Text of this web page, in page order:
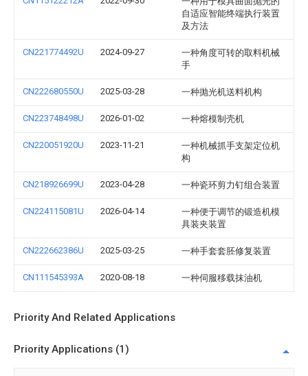
自适应智能终端执行装置
及方法
CN221774492U 2024-09-27
一种角度可转的取料机械
手
CN222680550U 2025-03-28 一种抛光机送料机构
CN223748498U 2026-01-02 一种熔模制壳机
CN220051920U 2023-11-21
一种机械抓手支架定位机
构
CN218926699U 2023-04-28 一种瓷环剪力钉组合装置
CN224115081U 2026-04-14
一种便于调节的锻造机模
具装夹装置
CN222662386U 2025-03-25 一种手套套胚修复装置
CN111545393A 2020-08-18 一种伺服移载抹油机
Priority And Related Applications
Priority Applications (1)